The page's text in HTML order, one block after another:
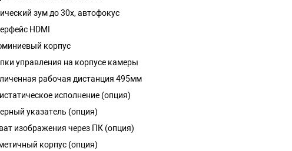
зум до 30х, автофокус
HDMI
корпус
управления на корпусе камеры
рабочая дистанция 495мм
исполнение (опция)
указатель (опция)
изображения через ПК (опция)
корпус (опция)